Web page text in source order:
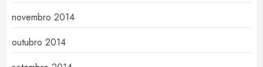
novembro 2014
outubro 2014